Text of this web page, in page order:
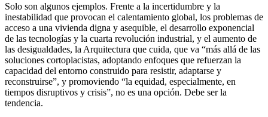
Solo son algunos ejemplos. Frente a la incertidumbre y la
inestabilidad que provocan el calentamiento global, los problemas de
acceso a una vivienda digna y asequible, el desarrollo exponencial
de las tecnologías y la cuarta revolución industrial, y el aumento de
las desigualdades, la Arquitectura que cuida, que va “más allá de las
soluciones cortoplacistas, adoptando enfoques que refuerzan la
capacidad del entorno construido para resistir, adaptarse y
reconstruirse”, y promoviendo “la equidad, especialmente, en
tiempos disruptivos y crisis”, no es una opción. Debe ser la
tendencia.